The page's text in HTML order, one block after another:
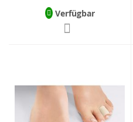
Verfügbar